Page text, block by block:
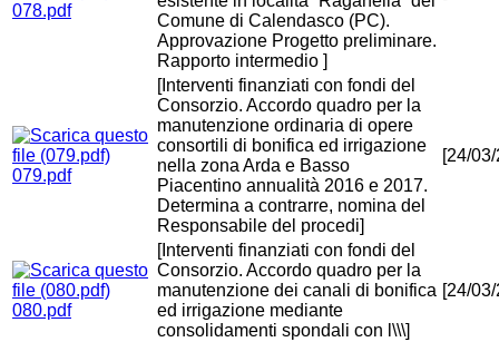
078.pdf
Comune di Calendasco (PC).
Approvazione Progetto preliminare.
Rapporto intermedio ]
079.pdf
[Interventi finanziati con fondi del
Consorzio. Accordo quadro per la
manutenzione ordinaria di opere
consortili di bonifica ed irrigazione
nella zona Arda e Basso
Piacentino annualità 2016 e 2017.
Determina a contrarre, nomina del
Responsabile del procedi]
[24/
080.pdf
[Interventi finanziati con fondi del
Consorzio. Accordo quadro per la
manutenzione dei canali di bonifica
ed irrigazione mediante
consolidamenti spondali con l\\\]
[24/